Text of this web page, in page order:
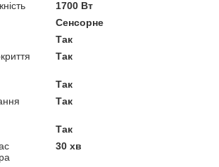
1700 Вт
Сенсорне
Так
Так
Так
Так
Так
30 хв